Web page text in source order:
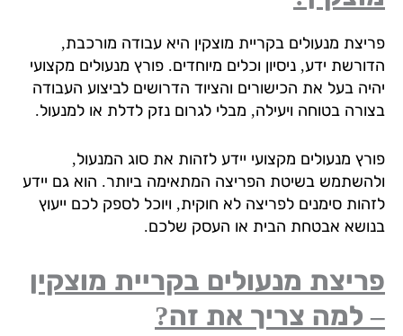
מנעולים בקריית מוצקין היא עבודה מורכבת,
ידע, ניסיון וכלים מיוחדים. פורץ מנעולים מקצועי
בעל את הכישורים והציוד הדרושים לביצוע העבודה
בטוחה ויעילה, מבלי לגרום נזק לדלת או למנעול.
מנעולים מקצועי יידע לזהות את סוג המנעול,
בשיטת הפריצה המתאימה ביותר. הוא גם יידע
סימנים לפריצה לא חוקית, ויוכל לספק לכם ייעוץ
אבטחת הבית או העסק שלכם.
מנעולים בקריית מוצקין
למה צריך את זה?